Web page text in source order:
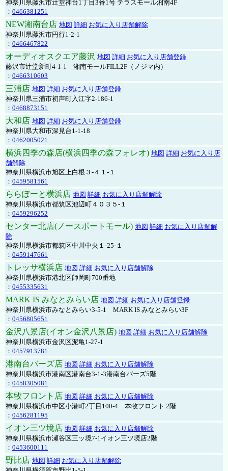
神奈川県藤沢市辻堂神台1丁目3番1号 テラスモール湘南4F
： 0466381251
NEW湘南台店 地図 詳細 お気に入り店舗解除
神奈川県藤沢市円行1-2-1
： 0466467822
オーディオスクエア藤沢 地図 詳細 お気に入り店舗登録
藤沢市辻堂新町4-1-1 湘南モールFILL2F（ノジマ内）
： 0466310603
三浦店 地図 詳細 お気に入り店舗登録
神奈川県三浦市初声町入江字2-186-1
： 0468873151
大和店 地図 詳細 お気に入り店舗登録
神奈川県大和市深見台1-1-18
： 0462005021
横浜四季の森店(横浜四季の森フォレオ) 地図 詳細 お気に入り店
舗解除
神奈川県横浜市旭区上白根３-４１-１
： 0459581561
ららぽーと横浜店 地図 詳細 お気に入り店舗解除
神奈川県横浜市都筑区池辺町４０３５-１
： 0459296252
センター北店(ノースポートモール) 地図 詳細 お気に入り店舗解
除
神奈川県横浜市都筑区中川中央１-25-１
： 0459147661
トレッサ横浜店 地図 詳細 お気に入り店舗解除
神奈川県横浜市港北区師岡町700番地
： 0455335631
MARK IS みなとみらい店 地図 詳細 お気に入り店舗登録
神奈川県横浜市みなとみらい3-5-1 MARK IS みなとみらい3F
： 0456805651
金沢八景店(イオン金沢八景店) 地図 詳細 お気に入り店舗解除
神奈川県横浜市金沢区泥亀1-27-1
： 0457913781
港南台バーズ店 地図 詳細 お気に入り店舗解除
神奈川県横浜市港南区港南台3-1-3港南台バーズ5階
： 0458305081
本牧フロント店 地図 詳細 お気に入り店舗解除
神奈川県横浜市中区小港町2丁目100-4 本牧フロント 2階
： 0456281195
イオン三ツ境店 地図 詳細 お気に入り店舗解除
神奈川県横浜市瀬谷区三ッ境7-1イオン三ツ境店2階
： 0453600111
野比店 地図 詳細 お気に入り店舗解除